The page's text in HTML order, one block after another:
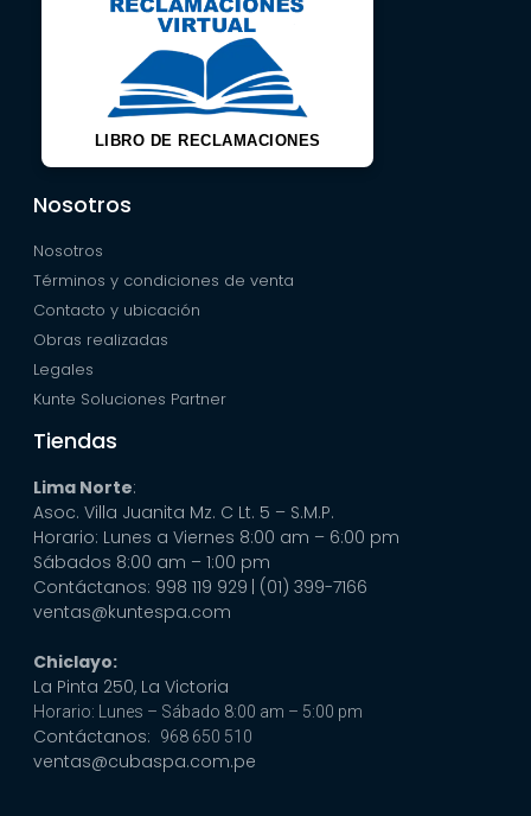
LIBRO DE RECLAMACIONES
Nosotros
Nosotros
Términos y condiciones de venta
Contacto y ubicación
Obras realizadas
Legales
Kunte Soluciones Partner
Tiendas
Lima Norte:
Asoc. Villa Juanita Mz. C Lt. 5 – S.M.P.
Horario: Lunes a Viernes 8:00 am – 6:00 pm
Sábados 8:00 am – 1:00 pm
Contáctanos: 998 119 929 | (01) 399-7166
ventas@kuntespa.com
Chiclayo:
La Pinta 250, La Victoria
Horario: Lunes – Sábado 8:00 am – 5:00 pm
Contáctanos: 968 650 510
ventas@cubaspa.com.pe